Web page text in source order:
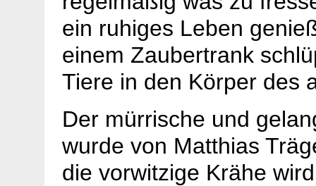
ein ruhiges Leben
einem Zaubertrank
Tiere in den Körper des
Der mürrische und
wurde von Matthias
die vorwitzige Krähe